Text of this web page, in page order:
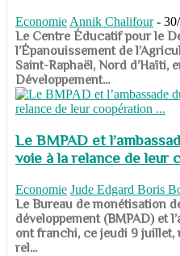
Economie Annik Chalifour -
​​​​​​​Le Centre Éducatif pour le
l’Épanouissement de
Saint-Raphaël, Nord d’Haïti,
Développement...
Le BMPAD et
voie à la relance de leur
Economie Jude Edgard Boris
​​​​​​​Le Bureau de monétisation
développement (BMPAD) et
ont franchi, ce jeudi 9 juillet,
rel...